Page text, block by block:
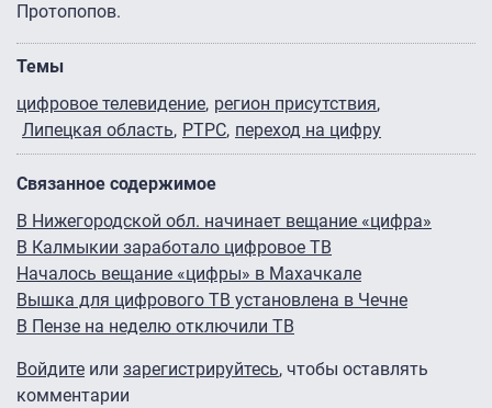
Протопопов.
Темы
цифровое телевидение регион присутствия
Липецкая область РТРС переход на цифру
Связанное содержимое
В Нижегородской обл. начинает вещание «цифра»
В Калмыкии заработало цифровое ТВ
Началось вещание «цифры» в Махачкале
Вышка для цифрового ТВ установлена в Чечне
В Пензе на неделю отключили ТВ
Войдите или зарегистрируйтесь, чтобы оставлять
комментарии